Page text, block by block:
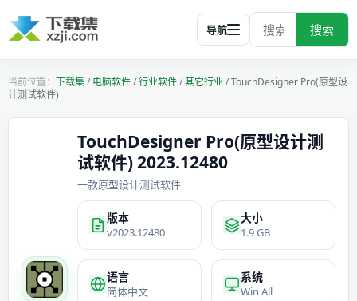
搜索
导航
下载集/电脑软件/行业软件/其它行业/TouchDesigner Pro(原型设
计测试软件)
TouchDesigner Pro(原型设计测
试软件) 2023.12480
一款原型设计测试软件
版本
v2023.12480
大小
1.9 GB
语言
简体中文
系统
Win All